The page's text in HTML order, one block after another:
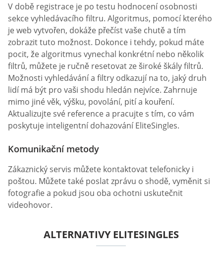
V době registrace je po testu hodnocení osobnosti
sekce vyhledávacího filtru. Algoritmus, pomocí kterého
je web vytvořen, dokáže přečíst vaše chutě a tím
zobrazit tuto možnost. Dokonce i tehdy, pokud máte
pocit, že algoritmus vynechal konkrétní nebo několik
filtrů, můžete je ručně resetovat ze široké škály filtrů.
Možnosti vyhledávání a filtry odkazují na to, jaký druh
lidí má být pro vaši shodu hledán nejvíce. Zahrnuje
mimo jiné věk, výšku, povolání, pití a kouření.
Aktualizujte své reference a pracujte s tím, co vám
poskytuje inteligentní dohazování EliteSingles.
Komunikační metody
Zákaznický servis můžete kontaktovat telefonicky i
poštou. Můžete také poslat zprávu o shodě, vyměnit si
fotografie a pokud jsou oba ochotni uskutečnit
videohovor.
ALTERNATIVY ELITESINGLES